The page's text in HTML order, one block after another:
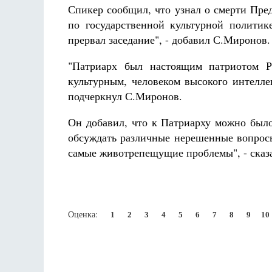
Спикер сообщил, что узнал о смерти
по государственной культурной
прервал заседание", - добавил С.Миронов.
"Патриарх был настоящим патриотом
культурным, человеком высокого
подчеркнул С.Миронов.
Он добавил, что к Патриарху можно
обсуждать различные нерешенные
самые животрепещущие проблемы", -
Оценка: 1 2 3 4 5 6 7 8 9 10